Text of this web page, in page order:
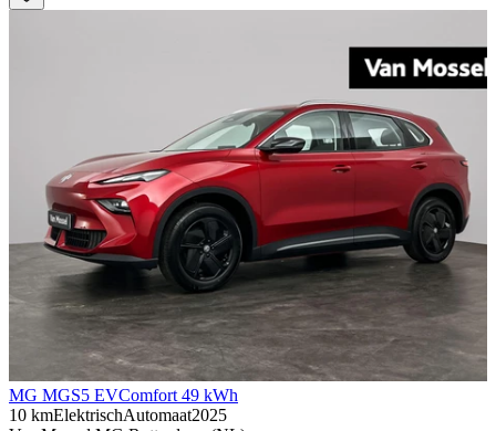
MG MGS5 EVComfort 49 kWh
10 kmElektrischAutomaat2025